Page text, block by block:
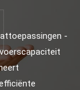
-